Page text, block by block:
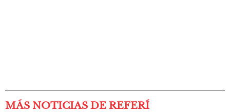
MÁS NOTICIAS DE REFERÍ